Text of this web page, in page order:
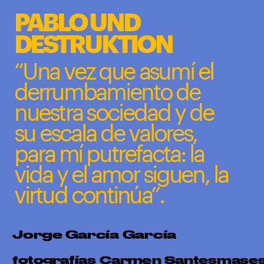
PABLO UND
DESTRUKTION
“Una vez que asumí el
derrumbamiento de
nuestra sociedad y de
su escala de valores,
para mí putrefacta: la
vida y el amor siguen, la
virtud continúa”.
Jorge García García
fotografías Carmen